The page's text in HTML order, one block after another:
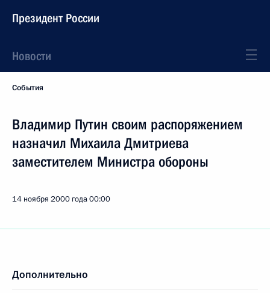
Президент России
Новости
События
Владимир Путин своим распоряжением
назначил Михаила Дмитриева
заместителем Министра обороны
14 ноября 2000 года00:00
Дополнительно